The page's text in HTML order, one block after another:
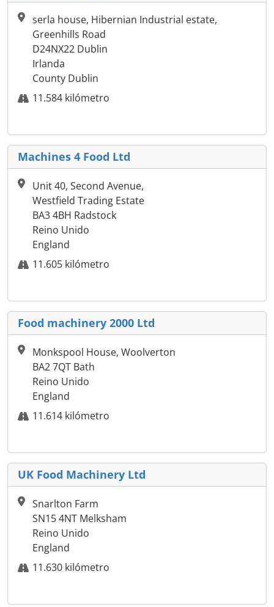
serla house, Hibernian Industrial estate,
Greenhills Road
D24NX22 Dublin
Irlanda
County Dublin
11.584 kilómetro
Machines 4 Food Ltd
Unit 40, Second Avenue,
Westfield Trading Estate
BA3 4BH Radstock
Reino Unido
England
11.605 kilómetro
Food machinery 2000 Ltd
Monkspool House, Woolverton
BA2 7QT Bath
Reino Unido
England
11.614 kilómetro
UK Food Machinery Ltd
Snarlton Farm
SN15 4NT Melksham
Reino Unido
England
11.630 kilómetro